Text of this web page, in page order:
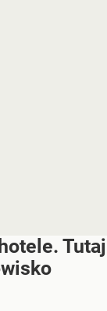
Tutaj